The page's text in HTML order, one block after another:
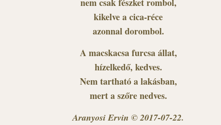
nem csak fészket rombol,
kikelve a cica-réce
azonnal dorombol.
A macskacsa furcsa állat,
hízelkedő, kedves.
Nem tartható a lakásban,
mert a szőre nedves.
Aranyosi Ervin © 2017-07-22.